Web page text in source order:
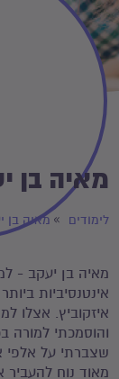
מאיה בן
לימודים מאיה בן
אינטנסיביות
איזקוביץ. אצלו
והוסמכתי למורה
שצברתי על אלפי
מאוד נוח